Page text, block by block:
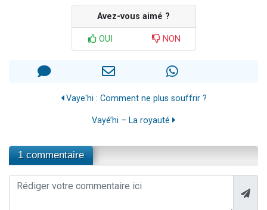
Avez-vous aimé ?
OUI NON
Vaye'hi : Comment ne plus souffrir ?
Vayé’hi – La royauté
1 commentaire